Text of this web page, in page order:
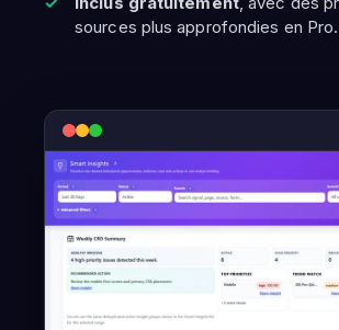
sources plus approfondies en Pro.